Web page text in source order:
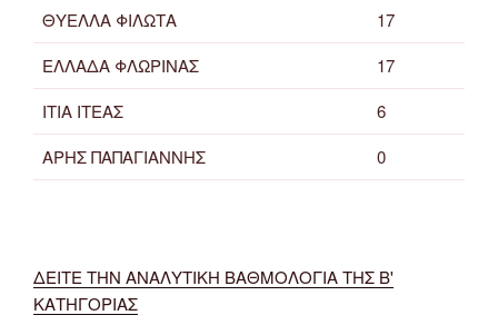
ΘΥΕΛΛΑ ΦΙΛΩΤΑ
17
ΕΛΛΑΔΑ ΦΛΩΡΙΝΑΣ
17
ΙΤΙΑ ΙΤΕΑΣ
6
ΑΡΗΣ ΠΑΠΑΓΙΑΝΝΗΣ
0
ΔΕΙΤΕ ΤΗΝ ΑΝΑΛΥΤΙΚΗ ΒΑΘΜΟΛΟΓΙΑ ΤΗΣ Β'
ΚΑΤΗΓΟΡΙΑΣ